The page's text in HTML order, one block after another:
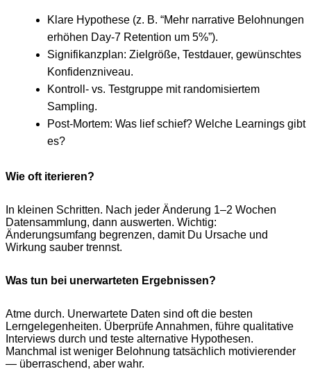
Klare Hypothese (z. B. “Mehr narrative Belohnungen
erhöhen Day-7 Retention um 5%”).
Signifikanzplan: Zielgröße, Testdauer, gewünschtes
Konfidenzniveau.
Kontroll- vs. Testgruppe mit randomisiertem
Sampling.
Post-Mortem: Was lief schief? Welche Learnings gibt
es?
Wie oft iterieren?
In kleinen Schritten. Nach jeder Änderung 1–2 Wochen
Datensammlung, dann auswerten. Wichtig:
Änderungsumfang begrenzen, damit Du Ursache und
Wirkung sauber trennst.
Was tun bei unerwarteten Ergebnissen?
Atme durch. Unerwartete Daten sind oft die besten
Lerngelegenheiten. Überprüfe Annahmen, führe qualitative
Interviews durch und teste alternative Hypothesen.
Manchmal ist weniger Belohnung tatsächlich motivierender
— überraschend, aber wahr.